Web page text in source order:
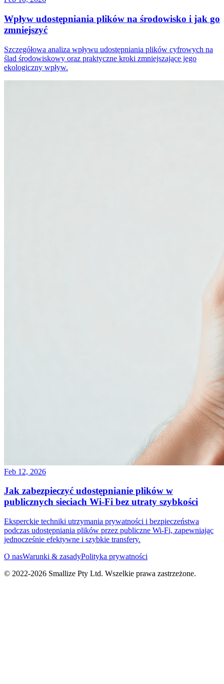
Wpływ udostępniania plików na środowisko i jak go
zmniejszyć
Szczegółowa analiza wpływu udostępniania plików cyfrowych na
ślad środowiskowy oraz praktyczne kroki zmniejszające jego
ekologiczny wpływ.
Feb 12, 2026
Jak zabezpieczyć udostępnianie plików w
publicznych sieciach Wi-Fi bez utraty szybkości
Eksperckie techniki utrzymania prywatności i bezpieczeństwa
podczas udostępniania plików przez publiczne Wi-Fi, zapewniając
jednocześnie efektywne i szybkie transfery.
O nasWarunki & zasadyPolityka prywatności
© 2022-2026 Smallize Pty Ltd. Wszelkie prawa zastrzeżone.